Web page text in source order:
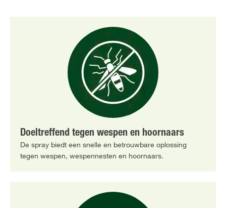
Doeltreffend tegen wespen en hoornaars
De spray biedt een snelle en betrouwbare oplossing
tegen wespen, wespennesten en hoornaars.